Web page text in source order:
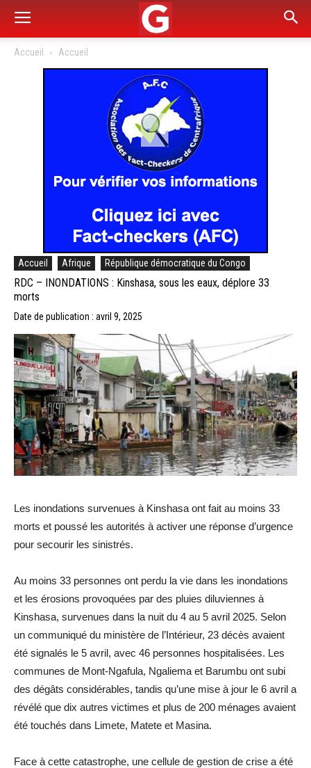
Accueil Accueil
Accueil Afrique République démocratique du Congo
RDC – INONDATIONS : Kinshasa, sous les eaux, déplore 33
morts
Date de publication : avril 9, 2025
Les inondations survenues à Kinshasa ont fait au moins 33
morts et poussé les autorités à activer une réponse d’urgence
pour secourir les sinistrés.
Au moins 33 personnes ont perdu la vie dans les inondations
et les érosions provoquées par des pluies diluviennes à
Kinshasa, survenues dans la nuit du 4 au 5 avril 2025. Selon
un communiqué du ministère de l’Intérieur, 23 décès avaient
été signalés le 5 avril, avec 46 personnes hospitalisées. Les
communes de Mont-Ngafula, Ngaliema et Barumbu ont subi
des dégâts considérables, tandis qu’une mise à jour le 6 avril a
révélé que dix autres victimes et plus de 200 ménages avaient
été touchés dans Limete, Matete et Masina.
Face à cette catastrophe, une cellule de gestion de crise a été